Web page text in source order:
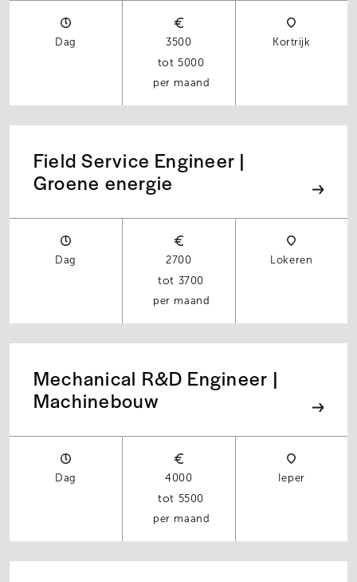
Dag
3500
5000
per maand
Kortrijk
Field Service Engineer |
Groene energie
Dag
2700
3700
per maand
Lokeren
Mechanical R&D Engineer |
Machinebouw
Dag
4000
5500
per maand
Ieper